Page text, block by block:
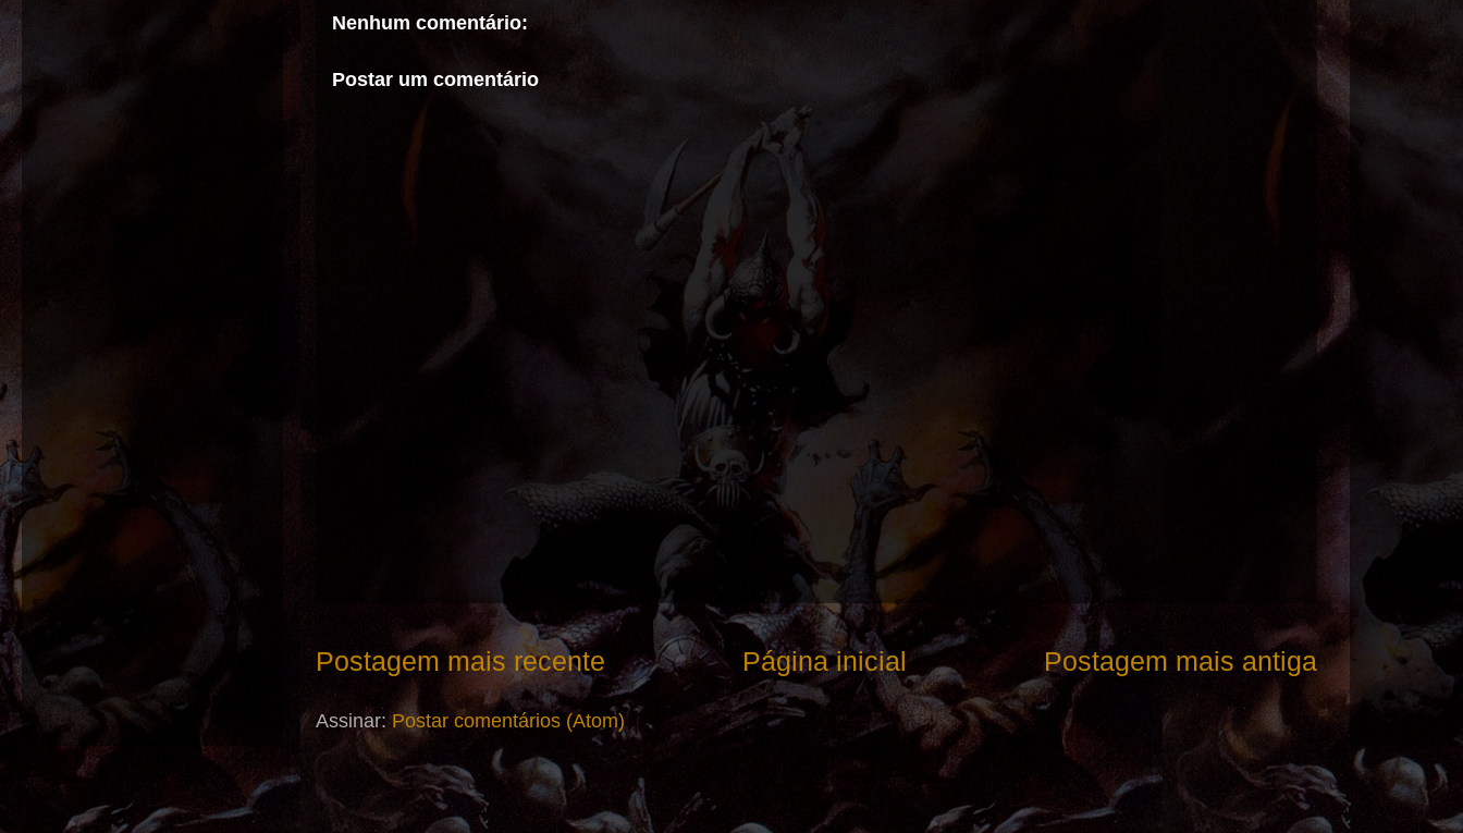
Nenhum comentário:
Postar um comentário
Postagem mais recente Postagem mais antiga
Página inicial
Assinar: Postar comentários (Atom)